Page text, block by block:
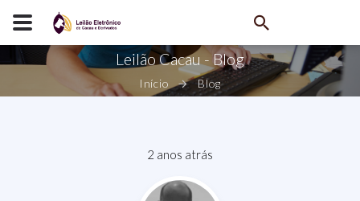
Leilão Cacau - Blog
Início Blog
2 anos atrás